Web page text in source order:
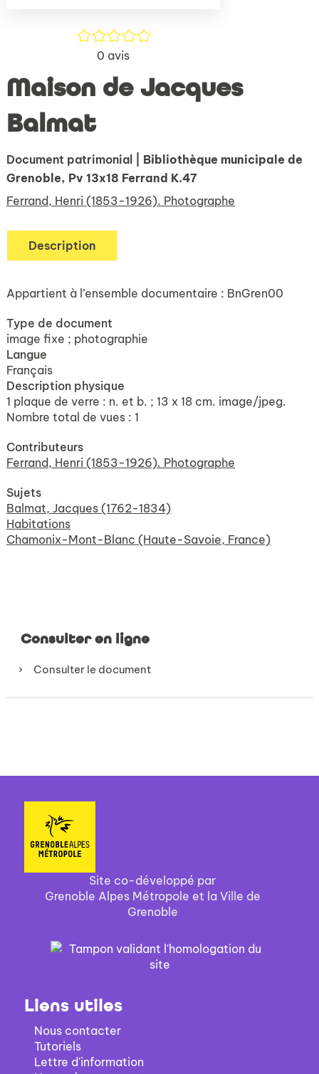
/5
0 avis
Maison de Jacques
Balmat
Document patrimonial
| Bibliothèque municipale de
Grenoble, Pv 13x18 Ferrand K.47
Ferrand, Henri (1853-1926). Photographe
Description
Appartient à l’ensemble documentaire : BnGren00
Type de document
image fixe ; photographie
Langue
Français
Description physique
1 plaque de verre : n. et b. ; 13 x 18 cm. image/jpeg.
Nombre total de vues : 1
Contributeurs
Ferrand, Henri (1853-1926). Photographe
Sujets
Balmat, Jacques (1762-1834)
Habitations
Chamonix-Mont-Blanc (Haute-Savoie, France)
Consulter en ligne
Consulter le document
Site co-développé par
Grenoble Alpes Métropole et la Ville de
Grenoble
Liens utiles
Nous contacter
Tutoriels
Lettre d'information